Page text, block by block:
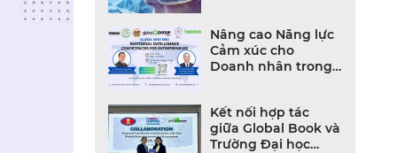
Nâng cao Năng lực
Cảm xúc cho
Doanh nhân trong
Kết nối hợp tác
giữa Global Book và
Trường Đại học